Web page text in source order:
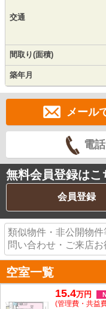
交通
間取り(面積)
築年月
メール
電
無料会員登録はこ
会員登録
類似物件・非公開物
問い合わせ・ご来店
空室一覧
15.4万円
(管理費・共益